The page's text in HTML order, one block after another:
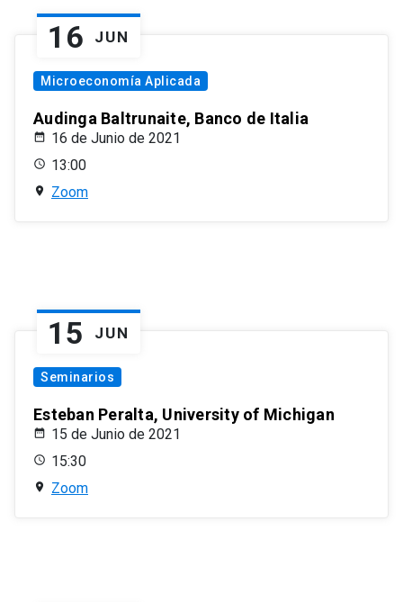
16 JUN
Microeconomía Aplicada
Audinga Baltrunaite, Banco de Italia
16 de Junio de 2021
13:00
Zoom
15 JUN
Seminarios
Esteban Peralta, University of Michigan
15 de Junio de 2021
15:30
Zoom